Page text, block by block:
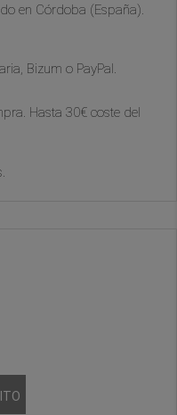
en Córdoba (España).
Bizum o PayPal.
Hasta 30€ coste del